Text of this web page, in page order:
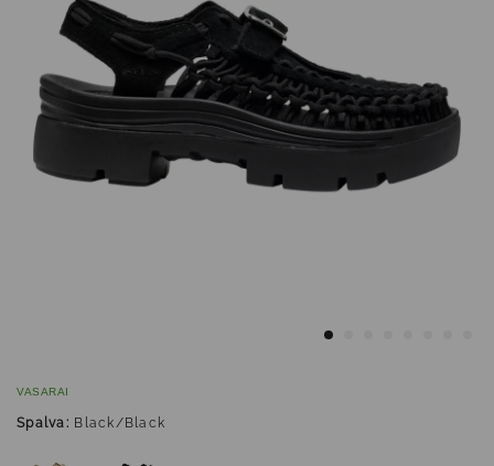
VASARAI
Spalva: Black/Black